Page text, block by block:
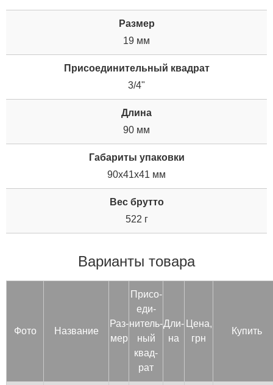
Размер
19 мм
Присоединительный квадрат
3/4"
Длина
90 мм
Габариты упаковки
90x41x41 мм
Вес брутто
522 г
Варианты товара
Фото Название
Раз­
мер
При­со­
еди­
нитель­
ный
квад­
рат
Дли­
на
Цена,
грн
Купить